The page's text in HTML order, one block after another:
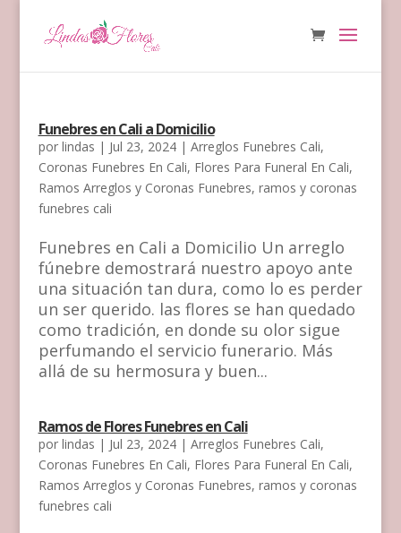
Funebres en Cali a Domicilio
por lindas | Jul 23, 2024| Arreglos Funebres Cali,
Coronas Funebres En Cali, Flores Para Funeral En Cali,
Ramos Arreglos y Coronas Funebres, ramos y coronas
funebres cali
Funebres en Cali a Domicilio Un arreglo
fúnebre demostrará nuestro apoyo ante
una situación tan dura, como lo es perder
un ser querido. las flores se han quedado
como tradición, en donde su olor sigue
perfumando el servicio funerario. Más
allá de su hermosura y buen...
Ramos de Flores Funebres en Cali
por lindas | Jul 23, 2024| Arreglos Funebres Cali,
Coronas Funebres En Cali, Flores Para Funeral En Cali,
Ramos Arreglos y Coronas Funebres, ramos y coronas
funebres cali